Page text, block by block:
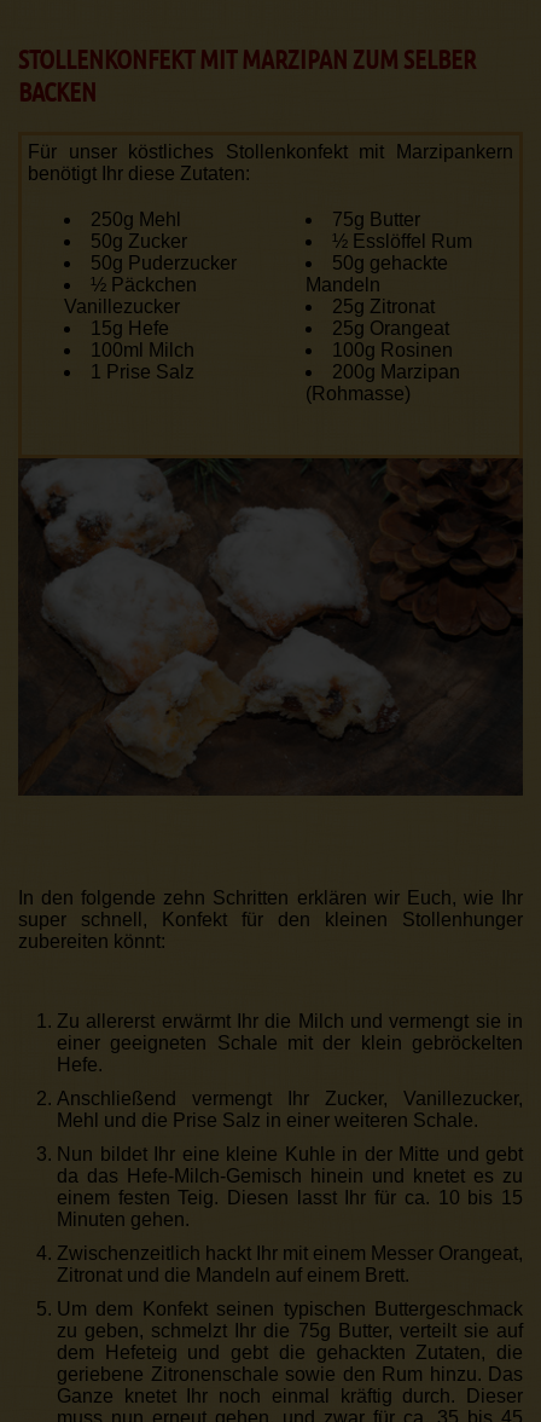
STOLLENKONFEKT MIT MARZIPAN ZUM SELBER
BACKEN
Für unser köstliches Stollenkonfekt mit Marzipan­kern
benötigt Ihr diese Zutaten:
250g Mehl
50g Zucker
50g Puderzucker
½ Päckchen
Vanillezucker
15g Hefe
100ml Milch
1 Prise Salz
75g Butter
½ Esslöffel Rum
50g gehackte
Mandeln
25g Zitronat
25g Orangeat
100g Rosinen
200g Marzipan
(Rohmasse)
In den folgende zehn Schritten erklären wir Euch, wie Ihr
super schnell, Konfekt für den kleinen Stollenhunger
zubereiten könnt:
Zu allererst erwärmt Ihr die Milch und vermengt sie in
einer geeigneten Schale mit der klein gebröckelten
Hefe.
Anschließend vermengt Ihr Zucker, Vanillezucker,
Mehl und die Prise Salz in einer weiteren Schale.
Nun bildet Ihr eine kleine Kuhle in der Mitte und gebt
da das Hefe-Milch-Gemisch hinein und knetet es zu
einem festen Teig. Diesen lasst Ihr für ca. 10 bis 15
Minuten gehen.
Zwischenzeitlich hackt Ihr mit einem Messer Orangeat,
Zitronat und die Mandeln auf einem Brett.
Um dem Konfekt seinen typischen Buttergeschmack
zu geben, schmelzt Ihr die 75g Butter, verteilt sie auf
dem Hefeteig und gebt die gehackten Zutaten, die
geriebene Zitronenschale sowie den Rum hinzu. Das
Ganze knetet Ihr noch einmal kräftig durch. Dieser